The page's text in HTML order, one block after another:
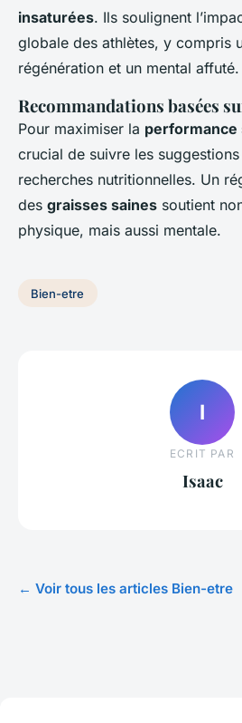
insaturées. Ils soulignent
globale des athlètes, y compris
régénération et un mental affuté.
Recommandations basées
Pour maximiser la performance
crucial de suivre les
recherches nutritionnelles. Un
des graisses saines soutient
physique, mais aussi mentale.
Bien-etre
I
ECRIT PAR
Isaac
← Voir tous les articles Bien-etre